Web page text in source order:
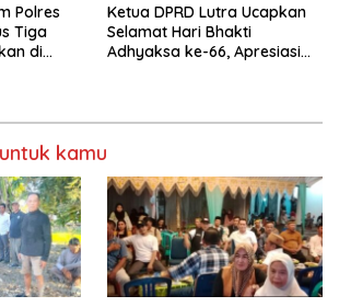
Polres
Tiga
di
Ketua DPRD Lutra Ucapkan
Selamat Hari Bhakti
Adhyaksa ke-66, Apresiasi
kamu